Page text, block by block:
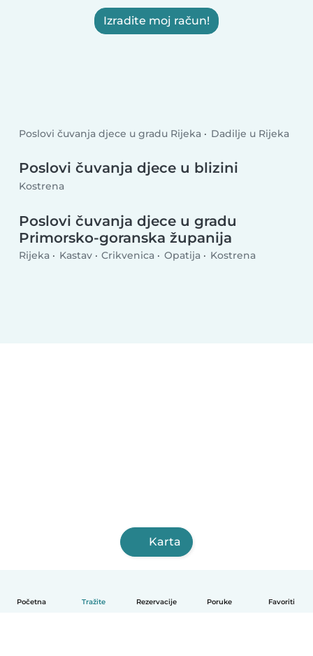
Početna Tražite Rezervacije Poruke Favoriti
Izradite moj račun!
Poslovi čuvanja djece u gradu Rijeka Dadilje u Rijeka
Poslovi čuvanja djece u blizini
Kostrena
Poslovi čuvanja djece u gradu
Primorsko-goranska županija
Rijeka Kastav Crikvenica Opatija Kostrena
Karta